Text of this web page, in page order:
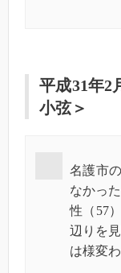
平成31年2
小弦＞
名護市
なかっ
性（57
辺りを
は様変